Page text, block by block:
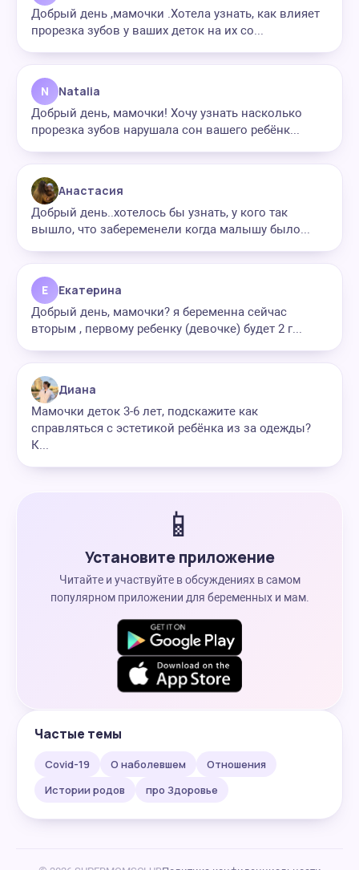
Добрый день ,мамочки .Хотела узнать, как влияет
прорезка зубов у ваших деток на их со...
N Natalia
Добрый день, мамочки! Хочу узнать насколько
прорезка зубов нарушала сон вашего ребёнк...
Анастасия
Добрый день..хотелось бы узнать, у кого так
вышло, что забеременели когда малышу было...
Е Екатерина
Добрый день, мамочки? я беременна сейчас
вторым , первому ребенку (девочке) будет 2 г...
Диана
Мамочки деток 3-6 лет, подскажите как
справляться с эстетикой ребёнка из за одежды?
К...
📱
Установите приложение
Читайте и участвуйте в обсуждениях в самом
популярном приложении для беременных и мам.
Частые темы
Covid-19 О наболевшем
Отношения
Истории родов
про Здоровье